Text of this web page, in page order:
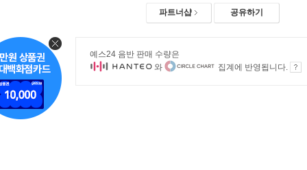
파트너샵 공유하기
예스24 음반 판매 수량은
와
집계에 반영됩니다.